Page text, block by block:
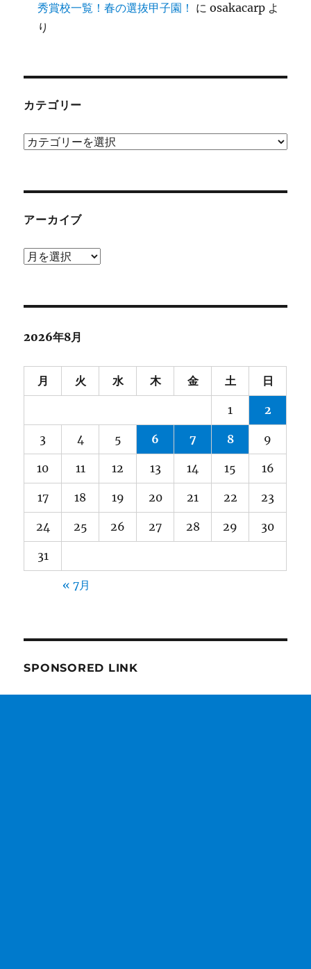
秀賞校一覧！春の選抜甲子園！ にosakacarp よ
り
カテゴリー
カ
ー
アーカイブ
ア
ブ
2026年8月
月 火 水 木 金 土 日
1 2
3 4 5 6 7 8 9
10 11 12 13 14 15 16
17 18 19 20 21 22 23
24 25 26 27 28 29 30
31
« 7月
SPONSORED LINK